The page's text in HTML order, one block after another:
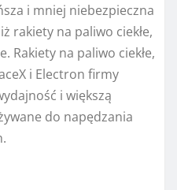
i mniej niebezpieczna
rakiety na paliwo ciekłe,
Rakiety na paliwo ciekłe,
i Electron firmy
i większą
do napędzania